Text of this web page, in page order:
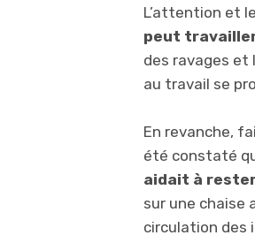
L’attention et
peut travailler
des ravages
au travail se
En revanche,
été constaté
aidait à
sur une chaise
circulation des